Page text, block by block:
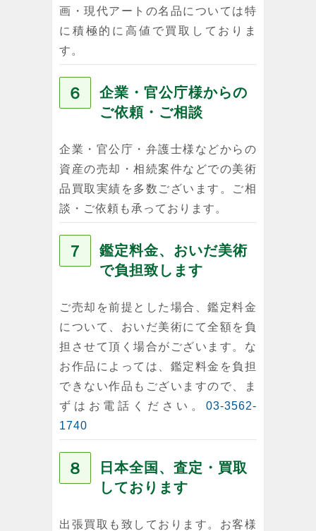
画・現代アートの名品については特
に積極的に高値で買取しておりま
す。
６
企業・官公庁様からの
ご依頼・ご相談
企業・官公庁・弁護士様などからの
資産の売却・相続案件などでの美術
品買取実績を多数ございます。ご相
談・ご依頼も承っております。
７
鑑定料金、おいだ美術
で負担致します
ご売却を前提とした場合、鑑定料金
について、おいだ美術にて全額を負
担させて頂く場合がございます。な
お作品によっては、鑑定料金を負担
できない作品もございますので、ま
ずはお電話ください。 03-3562-
1740
８
日本全国、査定・買取
しております
出張買取も致しております。お客様